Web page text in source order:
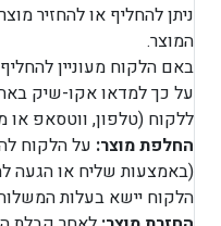
המוצר.
באם הלקוח מעוניין
על כך למדאו אקו-שיק
ללקוח (טלפון, ווטסאפ או
החלפת מוצר: על הלקוח
(באמצעות שליח או הגעה
הלקוח יישא בעלות המשלוחים